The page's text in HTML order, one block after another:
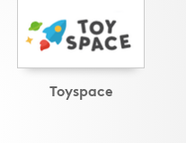
Toyspace